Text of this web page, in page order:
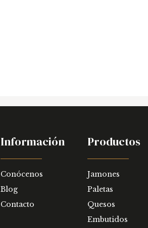
Información
Conócenos
Blog
Contacto
Productos
Jamones
Paletas
Quesos
Embutidos